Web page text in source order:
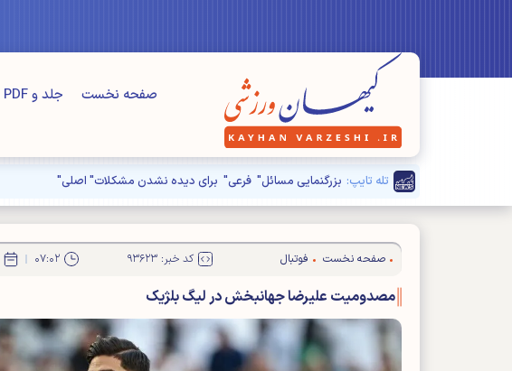
صفحه نخست جلد و PDF مجله
تله تایپ: بزرگنمایی مسائل" فرعی" برای دیده نشدن مشکلات" اصلی"
صفحه نخست فوتبال کد خبر: ۹۳۶۲۳ ۰۷:۰۲
مصدومیت علیرضا جهانبخش در لیگ بلژیک